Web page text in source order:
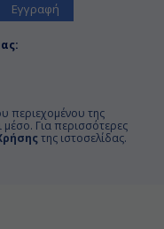
Εγγραφή
περιεχομένου της
Για περισσότερες
της ιστοσελίδας.